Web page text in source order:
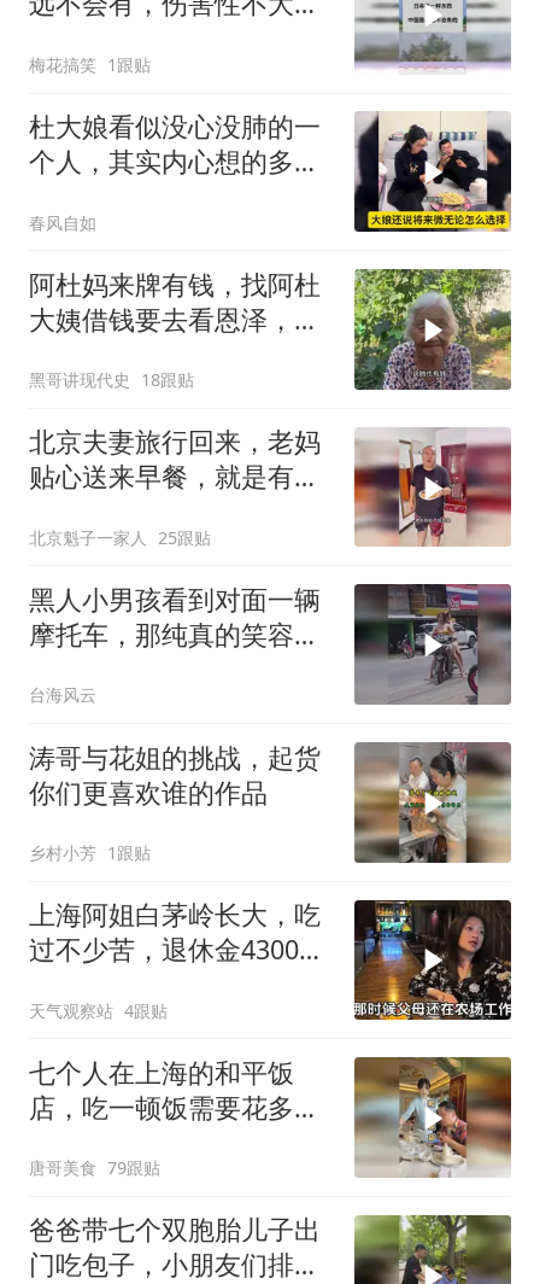
梅花搞笑 1跟贴
杜大娘看似没心没肺的一
个人，其实内心想的多，
春风自如
阿杜妈来牌有钱，找阿杜
大姨借钱要去看恩泽，看
黑哥讲现代史 18跟贴
北京夫妻旅行回来，老妈
贴心送来早餐，就是有点
北京魁子一家人 25跟贴
黑人小男孩看到对面一辆
摩托车，那纯真的笑容亮
台海风云
涛哥与花姐的挑战，起货
你们更喜欢谁的作品
乡村小芳 1跟贴
上海阿姐白茅岭长大，吃
过不少苦，退休金4300
天气观察站 4跟贴
七个人在上海的和平饭
店，吃一顿饭需要花多少
唐哥美食 79跟贴
爸爸带七个双胞胎儿子出
门吃包子，小朋友们排队